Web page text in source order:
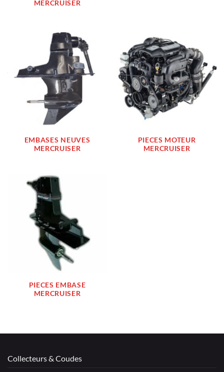
MERCRUISER
EMBASES NEUVES
MERCRUISER
PIECES MOTEUR
MERCRUISER
PIECES EMBASE
MERCRUISER
Collecteurs & Coudes